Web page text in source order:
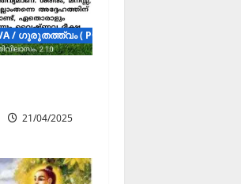
/ ഗുരുതത്ത്വം ( POSTERS )
21/04/2025